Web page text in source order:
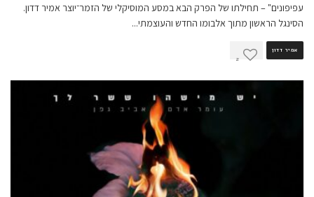
עפיפונים" – תחילתו של הפרק הבא במסע המוסיקלי של הזמר־יוצר אמיר דדון.
הסינגל הראשון מתוך אלבומו החדש והעוצמתי...
אמיר דדון
2